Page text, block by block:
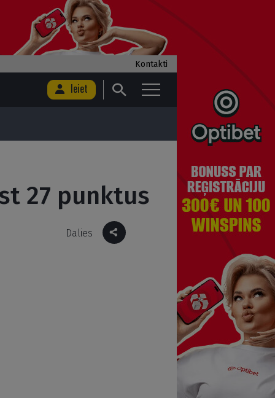
Kontakti
Ieiet
27 punktus
Dalies